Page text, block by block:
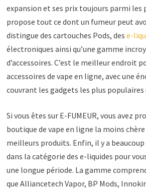
expansion et ses prix toujours parmi les
propose tout ce dont un fumeur peut
distingue des cartouches Pods, dese-
électroniques ainsi qu’une gamme
d’accessoires. C’est le meilleur endroit
accessoires de vape en ligne, avec une
couvrant les gadgets les plus populaires
Si vous êtes sur E-FUMEUR, vous avez
boutique de vape en ligne la moins
meilleurs produits. Enfin, il y a
dans la catégorie des e-liquides pour
une longue période. La gamme
que Alliancetech Vapor, BP Mods,